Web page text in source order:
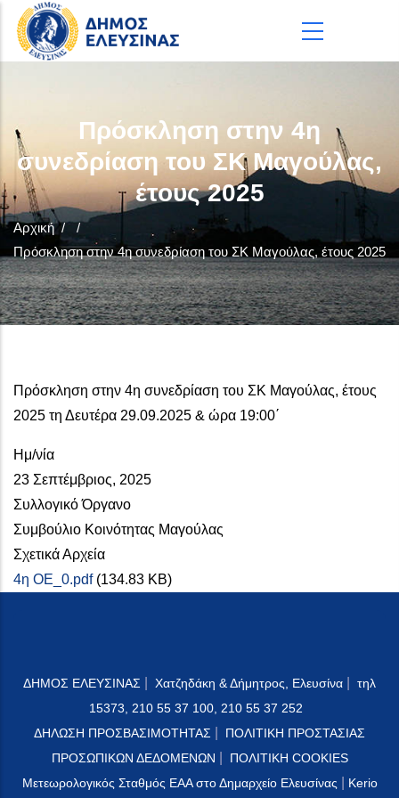
Παράκαμψη προς το κυρίως περιεχόμενο
Πρόσκληση στην 4η
συνεδρίαση του ΣΚ Μαγούλας,
έτους 2025
Αρχική / /
Πρόσκληση στην 4η συνεδρίαση του ΣΚ Μαγούλας, έτους 2025
Πρόσκληση στην 4η συνεδρίαση του ΣΚ Μαγούλας, έτους
2025 τη Δευτέρα 29.09.2025 & ώρα 19:00΄
Ημ/νία
23 Σεπτέμβριος, 2025
Συλλογικό Όργανο
Συμβούλιο Κοινότητας Μαγούλας
Σχετικά Αρχεία
4η ΟΕ_0.pdf (134.83 KB)
ΔΗΜΟΣ ΕΛΕΥΣΙΝΑΣ Χατζηδάκη & Δήμητρος, Ελευσίνα
τηλ
15373, 210 55 37 100, 210 55 37 252
ΔΗΛΩΣΗ ΠΡΟΣΒΑΣΙΜΟΤΗΤΑΣ
ΠΟΛΙΤΙΚΗ ΠΡΟΣΤΑΣΙΑΣ
ΠΡΟΣΩΠΙΚΩΝ ΔΕΔΟΜΕΝΩΝ
ΠΟΛΙΤΙΚΗ COOKIES
Μετεωρολογικός Σταθμός ΕΑΑ στο Δημαρχείο Ελευσίνας
Kerio